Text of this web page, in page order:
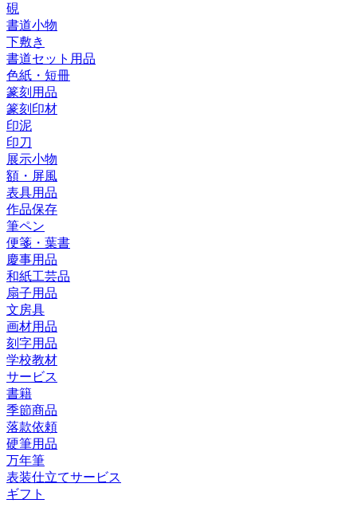
硯
書道小物
下敷き
書道セット用品
色紙・短冊
篆刻用品
篆刻印材
印泥
印刀
展示小物
額・屏風
表具用品
作品保存
筆ペン
便箋・葉書
慶事用品
和紙工芸品
扇子用品
文房具
画材用品
刻字用品
学校教材
サービス
書籍
季節商品
落款依頼
硬筆用品
万年筆
表装仕立てサービス
ギフト